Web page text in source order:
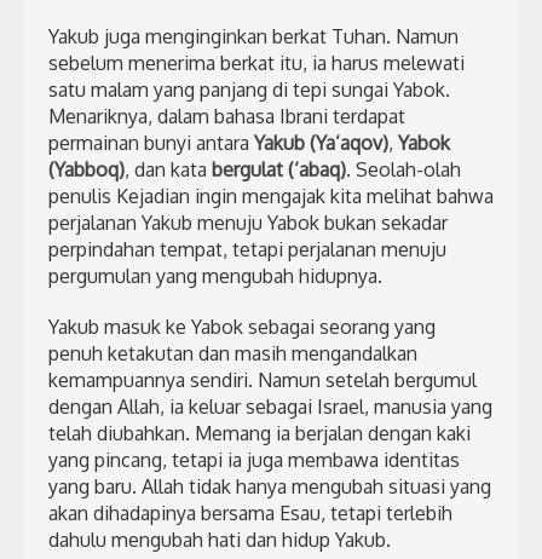
Yakub juga menginginkan berkat Tuhan. Namun
sebelum menerima berkat itu, ia harus melewati
satu malam yang panjang di tepi sungai Yabok.
Menariknya, dalam bahasa Ibrani terdapat
permainan bunyi antaraYakub (Ya’aqov),Yabok
(Yabboq), dan kata bergulat (‘abaq). Seolah-olah
penulis Kejadian ingin mengajak kita melihat bahwa
perjalanan Yakub menuju Yabok bukan sekadar
perpindahan tempat, tetapi perjalanan menuju
pergumulan yang mengubah hidupnya.
Yakub masuk ke Yabok sebagai seorang yang
penuh ketakutan dan masih mengandalkan
kemampuannya sendiri. Namun setelah bergumul
dengan Allah, ia keluar sebagai Israel, manusia yang
telah diubahkan. Memang ia berjalan dengan kaki
yang pincang, tetapi ia juga membawa identitas
yang baru. Allah tidak hanya mengubah situasi yang
akan dihadapinya bersama Esau, tetapi terlebih
dahulu mengubah hati dan hidup Yakub.